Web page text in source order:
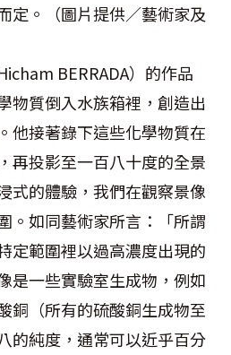
定。（圖片提供／藝術家及
BERRADA）的作品
物質倒入水族箱裡，創造出
他接著錄下這些化學物質在
再投影至一百八十度的全景
式的體驗，我們在觀察景像
。如同藝術家所言：「所謂
定範圍裡以過高濃度出現的
是一些實驗室生成物，例如
銅（所有的硫酸銅生成物至
的純度，通常可以近乎百分